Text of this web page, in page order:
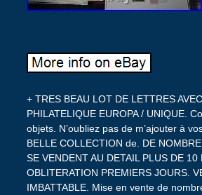
+ TRES BEAU LOT DE LETTRES
PHILATELIQUE EUROPA / UNIQUE.
objets. N’oubliez pas de m’ajouter à
BELLE COLLECTION de. DE
SE VENDENT AU DETAIL PLUS DE 10
OBLITERATION PREMIERS JOURS.
IMBATTABLE. Mise en vente de